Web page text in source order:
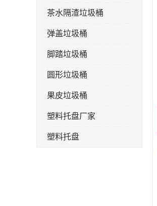
茶水隔渣垃圾桶
弹盖垃圾桶
脚踏垃圾桶
圆形垃圾桶
果皮垃圾桶
塑料托盘厂家
塑料托盘